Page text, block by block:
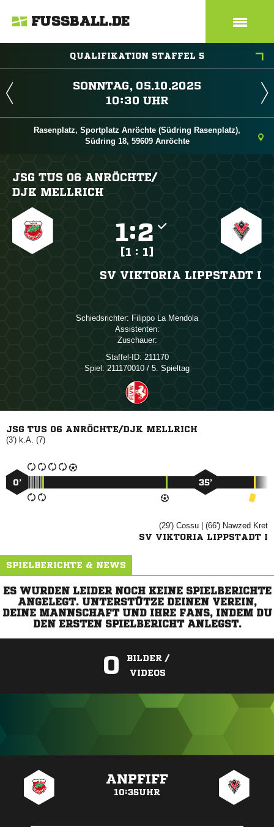
FUSSBALL.DE
QUALIFIKATION STAFFEL 5
 
 
Rasenplatz, Sportplatz Anröchte (Südring Rasenplatz),
Südring 18, 59609 Anröchte
JSG TUS 06 ANRÖCHTE/​
DJK MELLRICH
:
[1 : 1]
SV VIKTORIA LIPPSTADT I
Schiedsrichter:   
Assistenten:
Zuschauer:
Staffel-ID: 211170
Spiel: 211170010 / 5. Spieltag
JSG TUS 06 ANRÖCHTE/DJK MELLRICH
(3') k.A. (7)
0’ 35’
(29')  | (66')  
SV VIKTORIA LIPPSTADT I
SPIELBERICHTE & NEWS
ES WURDEN LEIDER NOCH KEINE SPIELBERICHTE
ANGELEGT. UNTERSTÜTZE DEINEN VEREIN,
DEINE MANNSCHAFT UND IHRE FANS, INDEM DU
DEN ERSTEN SPIELBERICHT ANLEGST.
0
BILDER /
VIDEOS
ANPFIFF
10:35UHR